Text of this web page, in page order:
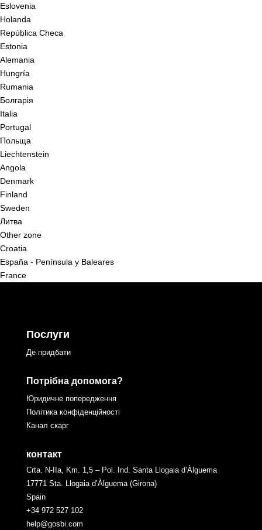
Eslovenia
Holanda
República Checa
Estonia
Alemania
Hungría
Rumania
Болгарія
Italia
Portugal
Польща
Liechtenstein
Angola
Denmark
Finland
Sweden
Литва
Other zone
Croatia
España - Península y Baleares
France
Послуги
Де придбати
Потрібна допомога?
Юридичне попередження
Політика конфіденційності
Канал скарг
контакт
Crta. N-IIa, Km. 1,5 – Pol. Ind. Santa Llogaia d’Àlguema
17771 Sta. Llogaia d’Àlguema (Girona)
Spain
+34 972 527 102
help@gosbi.com